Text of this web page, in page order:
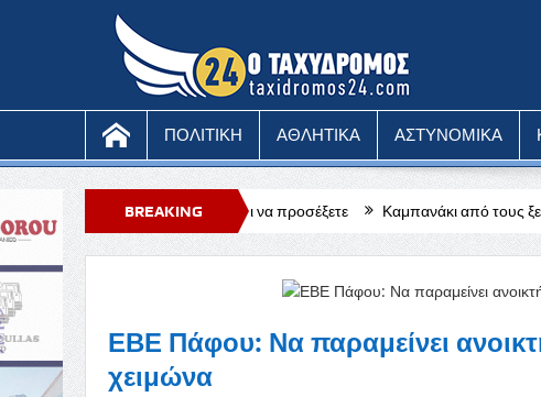
ΠΟΛΙΤΙΚΗ ΑΘΛΗΤΙΚΑ ΑΣΤΥΝΟΜΙΚΑ
BREAKING
NEWS
στο κινητό, τι να προσέξετε Καμπανάκι από τους ξενοδόχους Πάφου:
ΕΒΕ Πάφου: Να παραμείνει
χειμώνα